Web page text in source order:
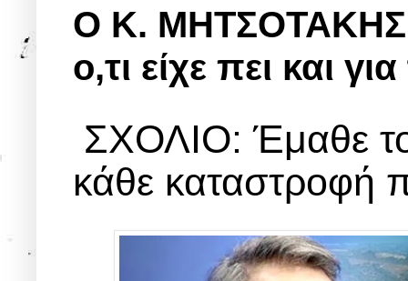
Ο Κ.
ο,τι είχε πει και
ΣΧΟΛΙΟ: Έμαθε το
κάθε καταστροφή